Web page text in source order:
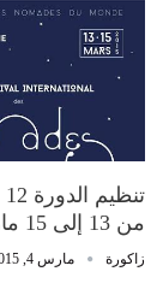
من 13 إلى 15 مارس الجاري
زاكورة مارس 4, 2015